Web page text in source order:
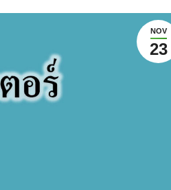
NOV
23